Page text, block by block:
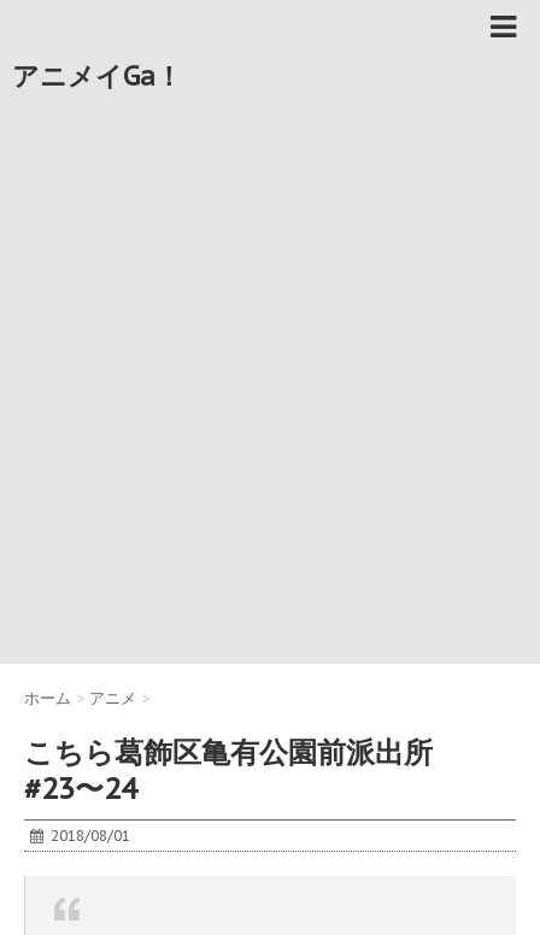
アニメイGa！
ホーム > アニメ >
こちら葛飾区亀有公園前派出所
#23〜24
2018/08/01